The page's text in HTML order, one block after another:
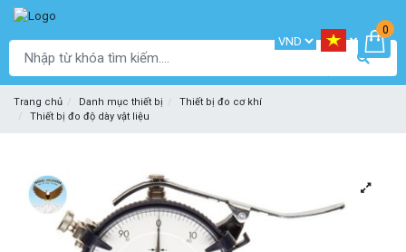
0
Trang chủ Danh mục thiết bị
Thiết bị đo cơ khí
Thiết bị đo độ dày vật liệu